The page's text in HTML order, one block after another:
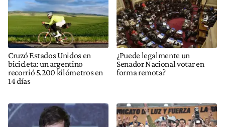
Cruzó Estados Unidos en
bicicleta: un argentino
recorrió 5.200 kilómetros en
14 días
¿Puede legalmente un
Senador Nacional votar en
forma remota?